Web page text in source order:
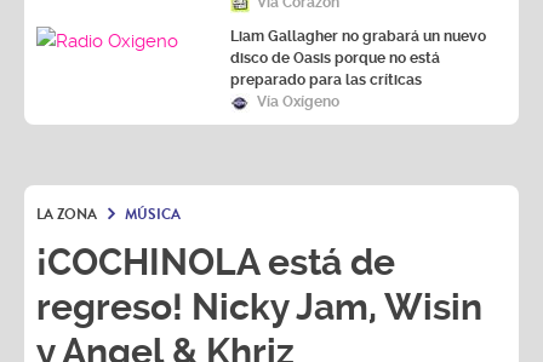
Liam Gallagher no grabará un nuevo
disco de Oasis porque no está
preparado para las críticas
Vía Oxígeno
LA ZONA MÚSICA
¡COCHINOLA está de
regreso! Nicky Jam, Wisin
y Angel & Khriz